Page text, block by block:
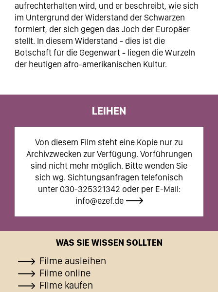
aufrechterhalten wird, und er beschreibt, wie sich
im Untergrund der Widerstand der Schwarzen
formiert, der sich gegen das Joch der Europäer
stellt. In diesem Widerstand - dies ist die
Botschaft für die Gegenwart - liegen die Wurzeln
der heutigen afro-amerikanischen Kultur.
LEIHEN
Von diesem Film steht eine Kopie nur zu
Archivzwecken zur Verfügung. Vorführungen
sind nicht mehr möglich. Bitte wenden Sie
sich wg. Sichtungsanfragen telefonisch
unter 030-325321342 oder per E-Mail:
info@ezef.de
WAS SIE WISSEN SOLLTEN
Filme ausleihen
Filme online
Filme kaufen